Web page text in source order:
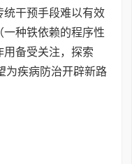
统干预手段难以有效
一种铁依赖的程序性
备受关注，探索
为疾病防治开辟新路